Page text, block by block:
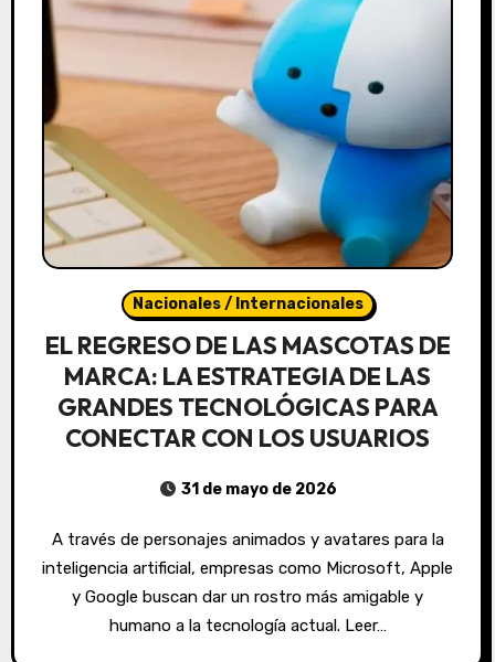
Nacionales / Internacionales
EL REGRESO DE LAS MASCOTAS DE
MARCA: LA ESTRATEGIA DE LAS
GRANDES TECNOLÓGICAS PARA
CONECTAR CON LOS USUARIOS
31 de mayo de 2026
A través de personajes animados y avatares para la
inteligencia artificial, empresas como Microsoft, Apple
y Google buscan dar un rostro más amigable y
humano a la tecnología actual. Leer…